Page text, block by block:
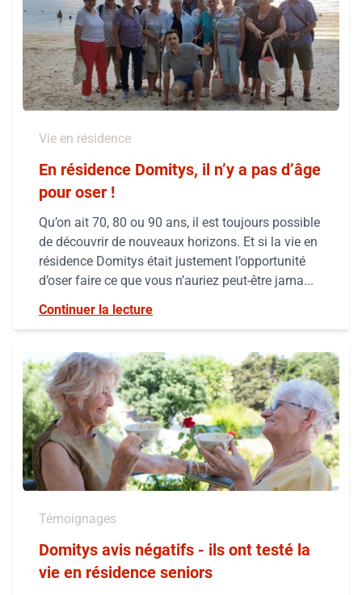
Vie en résidence
En résidence Domitys, il n’y a pas d’âge
pour oser !
Qu’on ait 70, 80 ou 90 ans, il est toujours possible
de découvrir de nouveaux horizons. Et si la vie en
résidence Domitys était justement l’opportunité
d’oser faire ce que vous n’auriez peut-être jama...
Continuer la lecture
Témoignages
Domitys avis négatifs - ils ont testé la
vie en résidence seniors